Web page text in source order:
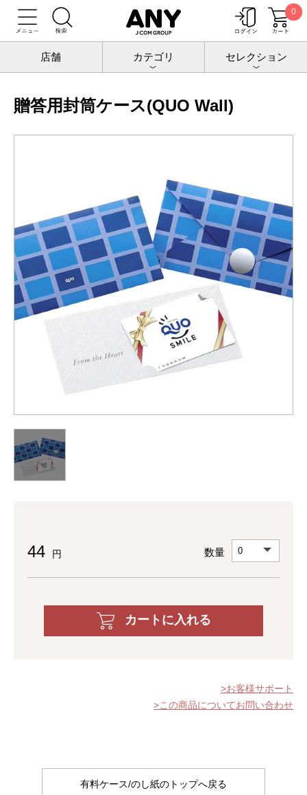
0
店舗 カテゴリ セレクション
トップ チケットポート
QUOカード
有料ケース/のし紙
贈答用封筒ケース(QUO Wall)
贈答用封筒ケース(QUO Wall)
44 円 数量
カートに入れる
お客様サポート
この商品についてお問い合わせ
有料ケース/のし紙のトップへ戻る